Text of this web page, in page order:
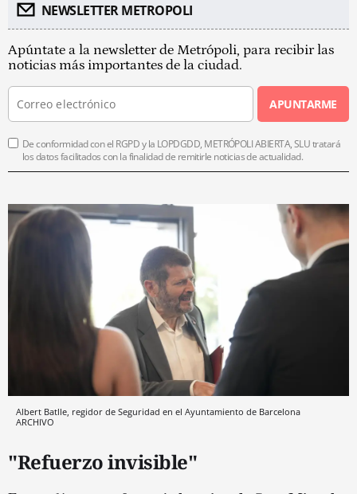
NEWSLETTER METROPOLI
Apúntate a la newsletter de Metrópoli, para recibir las
noticias más importantes de la ciudad.
APUNTARME
De conformidad con el RGPD y la LOPDGDD, METRÓPOLI ABIERTA, SLU tratará
los datos facilitados con la finalidad de remitirle noticias de actualidad.
Albert Batlle, regidor de Seguridad en el Ayuntamiento de Barcelona
ARCHIVO
"Refuerzo invisible"